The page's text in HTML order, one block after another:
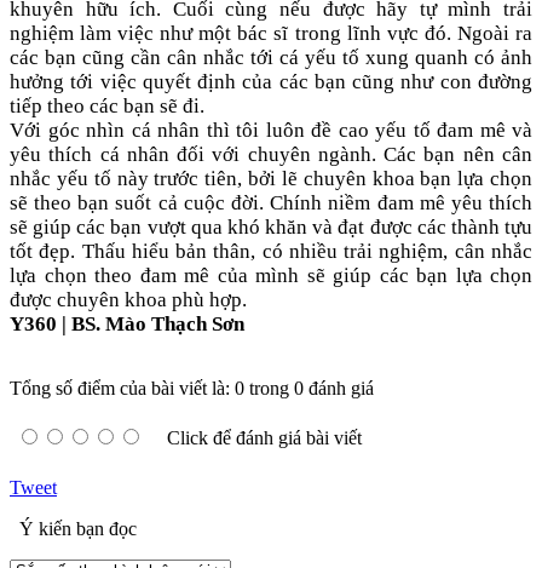
khuyên hữu ích. Cuối cùng nếu được hãy tự mình trải
nghiệm làm việc như một bác sĩ trong lĩnh vực đó. Ngoài ra
các bạn cũng cần cân nhắc tới cá yếu tố xung quanh có ảnh
hưởng tới việc quyết định của các bạn cũng như con đường
tiếp theo các bạn sẽ đi.
Với góc nhìn cá nhân thì tôi luôn đề cao yếu tố đam mê và
yêu thích cá nhân đối với chuyên ngành. Các bạn nên cân
nhắc yếu tố này trước tiên, bởi lẽ chuyên khoa bạn lựa chọn
sẽ theo bạn suốt cả cuộc đời. Chính niềm đam mê yêu thích
sẽ giúp các bạn vượt qua khó khăn và đạt được các thành tựu
tốt đẹp. Thấu hiểu bản thân, có nhiều trải nghiệm, cân nhắc
lựa chọn theo đam mê của mình sẽ giúp các bạn lựa chọn
được chuyên khoa phù hợp.
Y360 | BS. Mào Thạch Sơn
Tổng số điểm của bài viết là: 0 trong 0 đánh giá
Click để đánh giá bài viết
Tweet
Ý kiến bạn đọc